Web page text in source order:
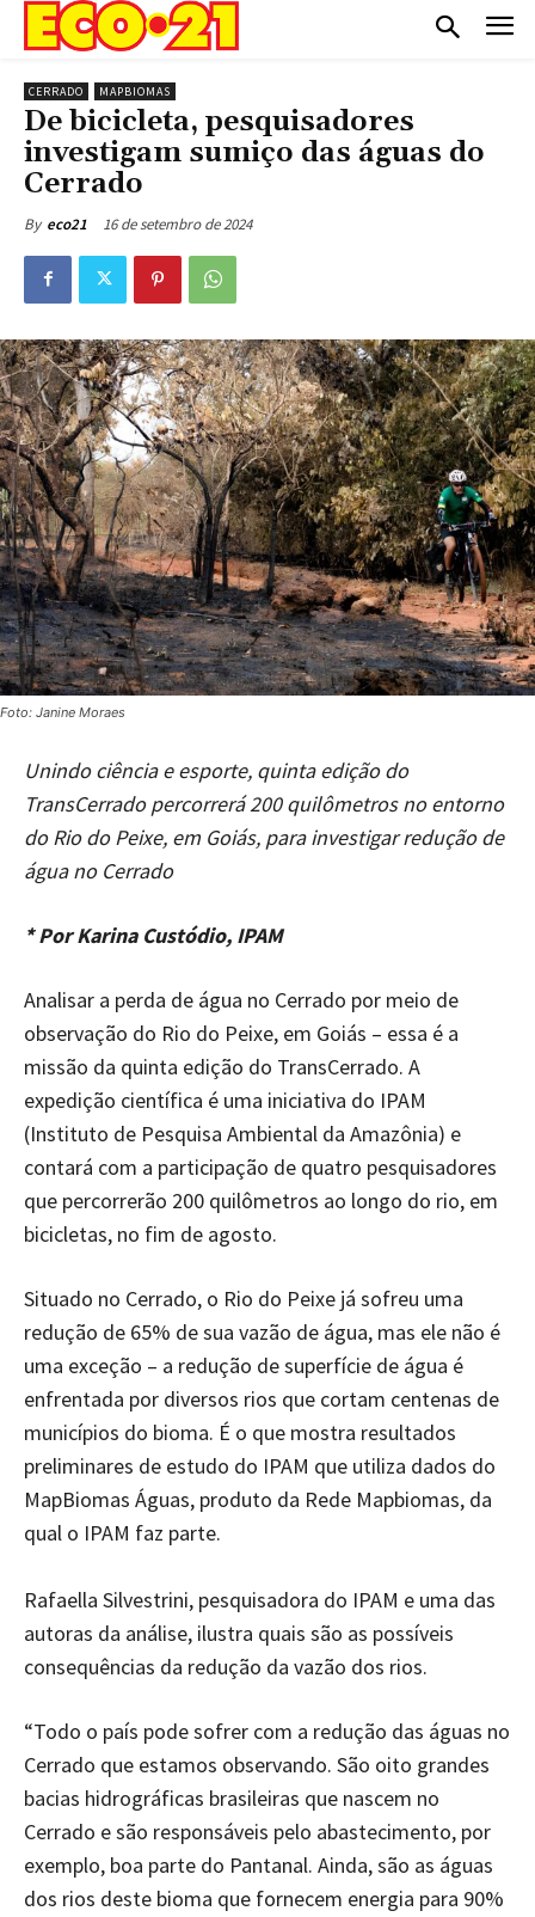
CERRADO MAPBIOMAS
De bicicleta, pesquisadores
investigam sumiço das águas do
Cerrado
By eco21 16 de setembro de 2024
Foto: Janine Moraes
Unindo ciência e esporte, quinta edição do
TransCerrado percorrerá 200 quilômetros no entorno
do Rio do Peixe, em Goiás, para investigar redução de
água no Cerrado
* Por Karina Custódio, IPAM
Analisar a perda de água no Cerrado por meio de
observação do Rio do Peixe, em Goiás – essa é a
missão da quinta edição do TransCerrado. A
expedição científica é uma iniciativa do IPAM
(Instituto de Pesquisa Ambiental da Amazônia) e
contará com a participação de quatro pesquisadores
que percorrerão 200 quilômetros ao longo do rio, em
bicicletas, no fim de agosto.
Situado no Cerrado, o Rio do Peixe já sofreu uma
redução de 65% de sua vazão de água, mas ele não é
uma exceção – a redução de superfície de água é
enfrentada por diversos rios que cortam centenas de
municípios do bioma. É o que mostra resultados
preliminares de estudo do IPAM que utiliza dados do
MapBiomas Águas, produto da Rede Mapbiomas, da
qual o IPAM faz parte.
Rafaella Silvestrini, pesquisadora do IPAM e uma das
autoras da análise, ilustra quais são as possíveis
consequências da redução da vazão dos rios.
“Todo o país pode sofrer com a redução das águas no
Cerrado que estamos observando. São oito grandes
bacias hidrográficas brasileiras que nascem no
Cerrado e são responsáveis pelo abastecimento, por
exemplo, boa parte do Pantanal. Ainda, são as águas
dos rios deste bioma que fornecem energia para 90%